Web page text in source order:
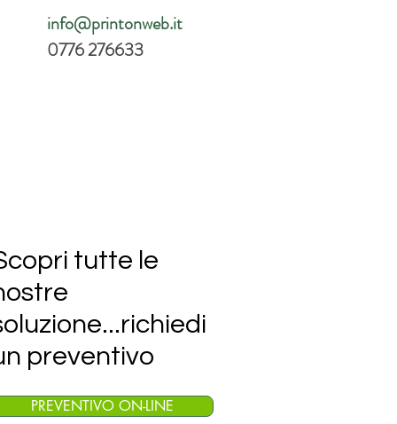
info@printonweb.it
0776 276633
tutte le
preventivo
PREVENTIVO ON-LINE